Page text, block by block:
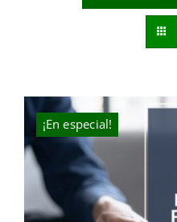
¡En especial!